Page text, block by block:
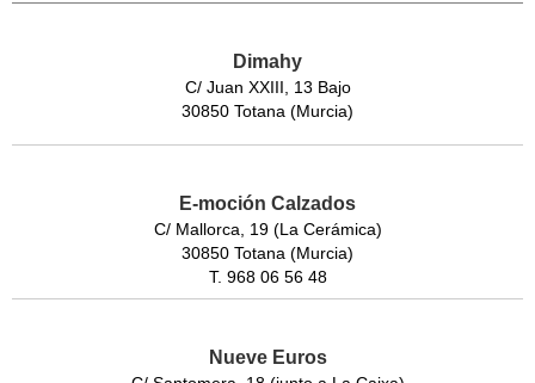
Dimahy
C/ Juan XXIII, 13 Bajo
30850 Totana (Murcia)
E-moción Calzados
C/ Mallorca, 19 (La Cerámica)
30850 Totana (Murcia)
T. 968 06 56 48
Nueve Euros